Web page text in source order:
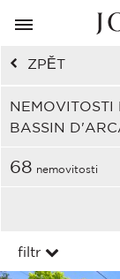
ZPĚT
BASSIN
68 nemovitosti
filtr